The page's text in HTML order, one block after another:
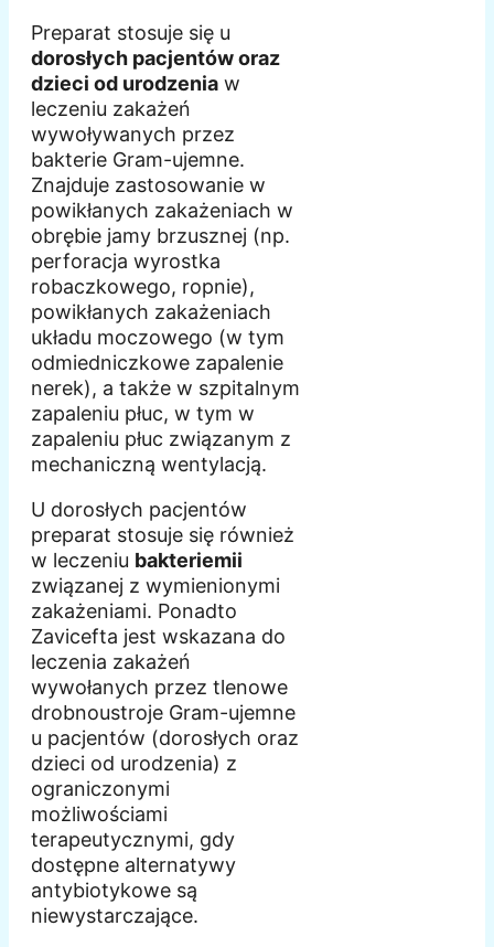
Preparat stosuje się u
dorosłych pacjentów oraz
dzieci od urodzenia w
leczeniu zakażeń
wywoływanych przez
bakterie Gram-ujemne.
Znajduje zastosowanie w
powikłanych zakażeniach w
obrębie jamy brzusznej (np.
perforacja wyrostka
robaczkowego, ropnie),
powikłanych zakażeniach
układu moczowego (w tym
odmiedniczkowe zapalenie
nerek), a także w szpitalnym
zapaleniu płuc, w tym w
zapaleniu płuc związanym z
mechaniczną wentylacją.
U dorosłych pacjentów
preparat stosuje się również
w leczeniu bakteriemii
związanej z wymienionymi
zakażeniami. Ponadto
Zavicefta jest wskazana do
leczenia zakażeń
wywołanych przez tlenowe
drobnoustroje Gram-ujemne
u pacjentów (dorosłych oraz
dzieci od urodzenia) z
ograniczonymi
możliwościami
terapeutycznymi, gdy
dostępne alternatywy
antybiotykowe są
niewystarczające.